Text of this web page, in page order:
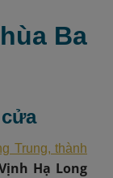
Ba
Trung, thành
Hạ Long